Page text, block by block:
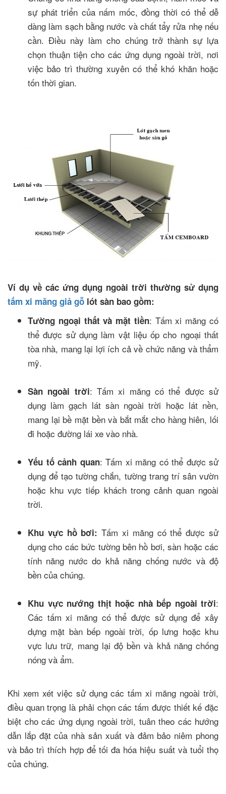
sự phát triển của nấm mốc, đồng thời có thể dễ
dàng làm sạch bằng nước và chất tẩy rửa nhẹ nếu
cần. Điều này làm cho chúng trở thành sự lựa
chọn thuận tiện cho các ứng dụng ngoài trời, nơi
việc bảo trì thường xuyên có thể khó khăn hoặc
tốn thời gian.
Ví dụ về các ứng dụng ngoài trời thường sử dụng
tấm xi măng giả gỗ lót sàn bao gồm:
Tường ngoại thất và mặt tiền: Tấm xi măng có
thể được sử dụng làm vật liệu ốp cho ngoại thất
tòa nhà, mang lại lợi ích cả về chức năng và thẩm
mỹ.
Sàn ngoài trời: Tấm xi măng có thể được sử
dụng làm gạch lát sàn ngoài trời hoặc lát nền,
mang lại bề mặt bền và bắt mắt cho hàng hiên, lối
đi hoặc đường lái xe vào nhà.
Yếu tố cảnh quan: Tấm xi măng có thể được sử
dụng để tạo tường chắn, tường trang trí sân vườn
hoặc khu vực tiếp khách trong cảnh quan ngoài
trời.
Khu vực hồ bơi: Tấm xi măng có thể được sử
dụng cho các bức tường bên hồ bơi, sàn hoặc các
tính năng nước do khả năng chống nước và độ
bền của chúng.
Khu vực nướng thịt hoặc nhà bếp ngoài trời:
Các tấm xi măng có thể được sử dụng để xây
dựng mặt bàn bếp ngoài trời, ốp lưng hoặc khu
vực lưu trữ, mang lại độ bền và khả năng chống
nóng và ẩm.
Khi xem xét việc sử dụng các tấm xi măng ngoài trời,
điều quan trọng là phải chọn các tấm được thiết kế đặc
biệt cho các ứng dụng ngoài trời, tuân theo các hướng
dẫn lắp đặt của nhà sản xuất và đảm bảo niêm phong
và bảo trì thích hợp để tối đa hóa hiệu suất và tuổi thọ
của chúng.